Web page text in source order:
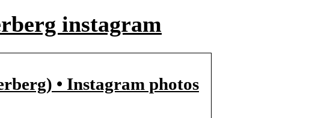
instagram
• Instagram photos